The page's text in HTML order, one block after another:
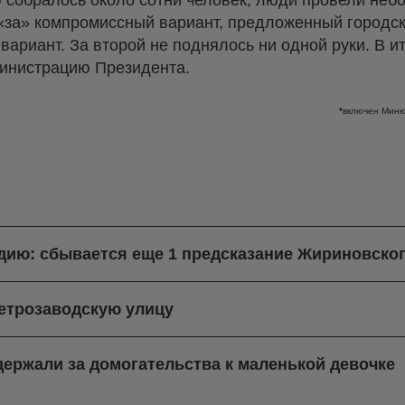
компромиссный вариант, предложенный
За второй не поднялось ни одной руки. В
Президента.
*включен
сбывается еще 1 предсказание
улицу
за домогательства к маленькой девочке